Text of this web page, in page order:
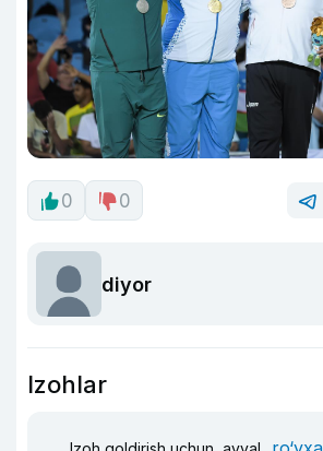
0 0
diyor
Izohlar